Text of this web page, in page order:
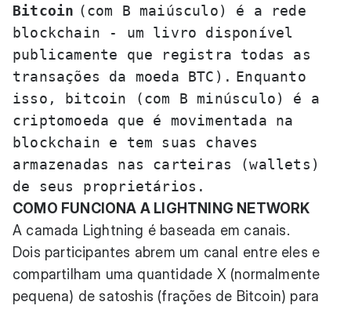
Bitcoin (com B maiúsculo) é a rede
blockchain - um livro disponível
publicamente que registra todas as
transações da moeda BTC). Enquanto
isso, bitcoin (com B minúsculo) é a
criptomoeda que é movimentada na
blockchain e tem suas chaves
armazenadas nas carteiras (wallets)
de seus proprietários.
COMO FUNCIONA A LIGHTNING NETWORK
A camada Lightning é baseada em canais.
Dois participantes abrem um canal entre eles e
compartilham uma quantidade X (normalmente
pequena) de satoshis (frações de Bitcoin) para